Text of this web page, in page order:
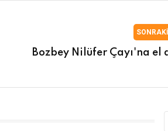
SONRAKI
Bozbey Nilüfer Çayı'na el